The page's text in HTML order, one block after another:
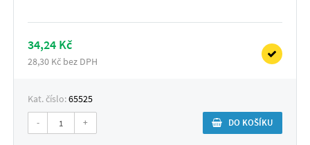
34,24 Kč
28,30 Kč bez DPH
Kat. číslo:65525
- + DO KOŠÍKU